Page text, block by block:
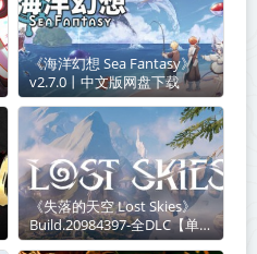
《海洋幻想 Sea Fantasy》
v2.7.0丨中文版网盘下载
《失落的天空 Lost Skies》
Build.20984397-全DLC【单机
+联机】丨中文版网盘下载